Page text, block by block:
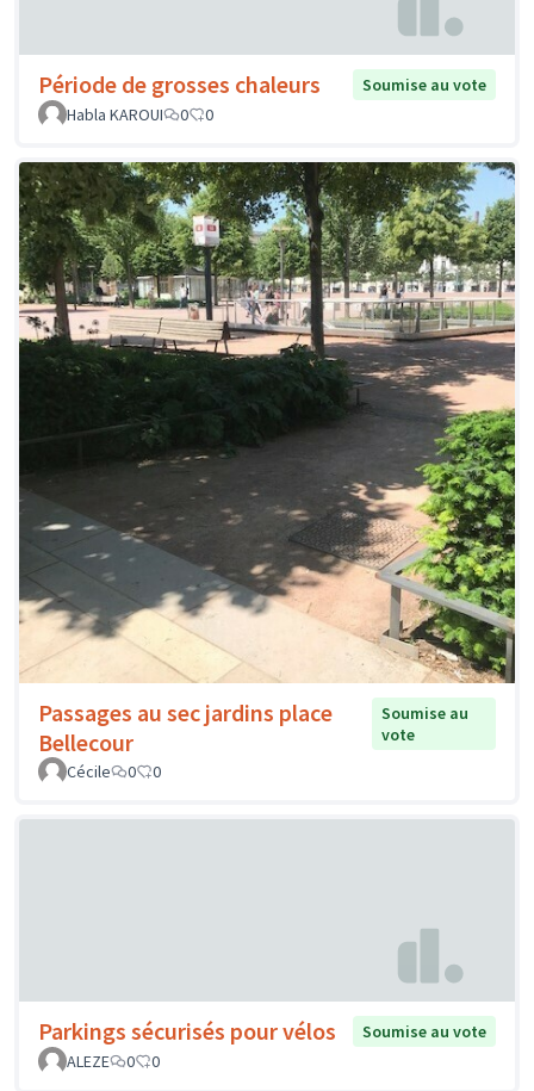
Période de grosses chaleurs
Soumise au vote
Habla KAROUI
0 0
Passages au sec jardins place
Bellecour
Soumise au
vote
Cécile
0 0
Parkings sécurisés pour vélos
Soumise au vote
ALEZE
0 0